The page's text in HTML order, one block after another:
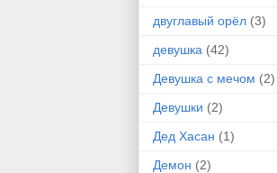
двуглавый орёл (3)
девушка (42)
Девушка с мечом (2)
Девушки (2)
Дед Хасан (1)
Демон (2)